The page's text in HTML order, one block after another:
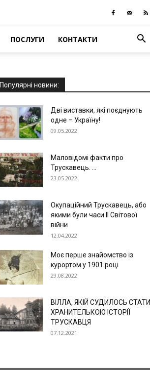
ПОСЛУГИ КОНТАКТИ
Популярні новини:
Дві виставки, які поєднують
одне – Україну!
09.05.2022
Маловідомі факти про
Трускавець. ...
23.05.2022
Окупаційний Трускавець, або
якими були часи ІІ Світової
війни
12.04.2022
Моє перше знайомство із
курортом у 1901 році
29.08.2022
ВІЛЛА, ЯКІЙ СУДИЛОСЬ СТАТИ
ХРАНИТЕЛЬКОЮ ІСТОРІЇ
ТРУСКАВЦЯ
07.12.2021